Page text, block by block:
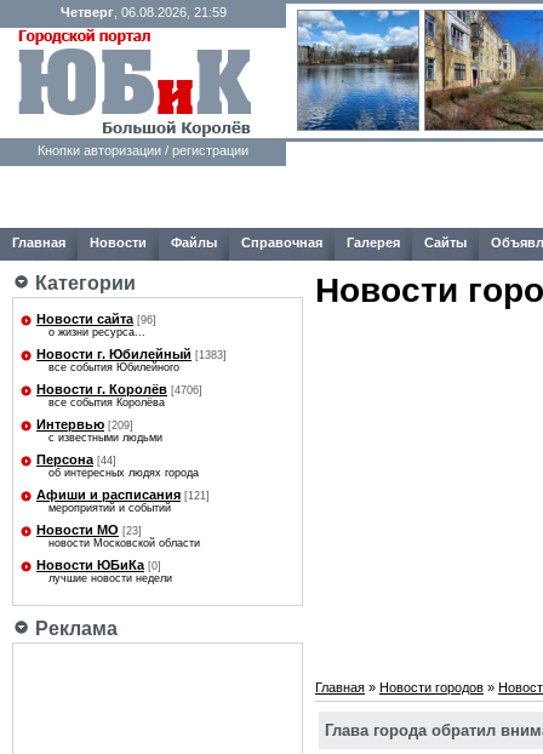
Четверг, 06.08.2026, 21:59
Кнопки авторизации / регистрации
Главная Новости Файлы Справочная Галерея Сайты
Категории
Новости сайта [96]
о жизни ресурса...
Новости г. Юбилейный [1383]
все события Юбилейного
Новости г. Королёв [4706]
все события Королёва
Интервью [209]
с известными людьми
Персона [44]
об интересных людях города
Афиши и расписания [121]
мероприятий и событий
Новости МО [23]
новости Московской области
Новости ЮБиКа [0]
лучшие новости недели
Реклама
Новости
Главная » Новости городов »
Глава города обратил